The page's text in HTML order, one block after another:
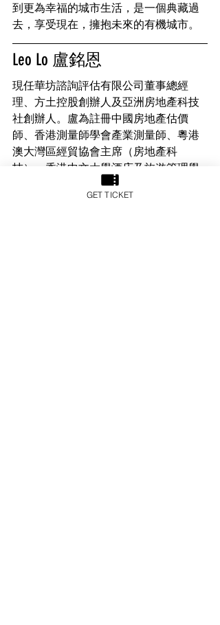
到更為幸福的城市生活，是一個典藏過
去，享受現在，擁抱未來的有機城市。
Leo Lo 盧銘恩
現任華坊諮詢評估有限公司董事總經
理、方土控股創辦人及亞洲房地產科技
社創辦人。盧為註冊中國房地產估價
師、香港測量師學會產業測量師、粵港
澳​​大灣區經貿協會主席（房地產科
技）、香港中文大學酒店及旅遊管理學
院兼職助理教授及香港大學SPACE中國
商業學院客席講師。曾為跨國測量師行
GET TICKET